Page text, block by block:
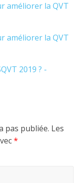
améliorer la QVT
améliorer la QVT
2019 ? -
pas publiée. Les
*